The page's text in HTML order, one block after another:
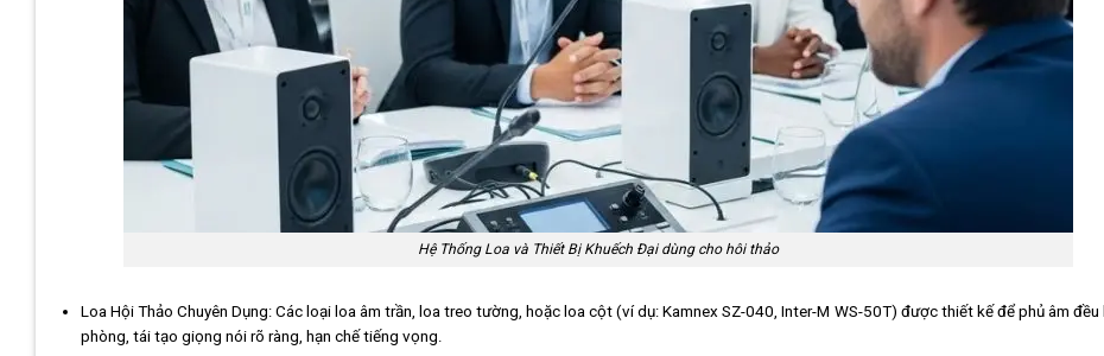
Hệ Thống Loa và Thiết Bị Khuếch Đại dùng cho hôi thảo
Loa Hội Thảo Chuyên Dụng: Các loại loa âm trần, loa treo tường, hoặc loa cột (ví dụ: Kamnex SZ-040, Inter-M WS-50T) được thiết kế để phủ âm đều
phòng, tái tạo giọng nói rõ ràng, hạn chế tiếng vọng.